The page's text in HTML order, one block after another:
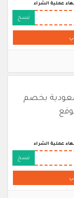
عملية الشراء
نسخ
في السعودية بخصم
عملية الشراء
نسخ